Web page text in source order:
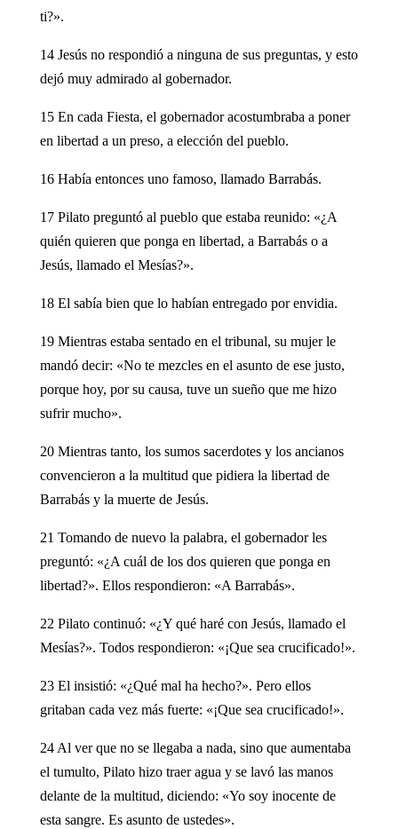
ti?».
14 Jesús no respondió a ninguna de sus preguntas, y esto
dejó muy admirado al gobernador.
15 En cada Fiesta, el gobernador acostumbraba a poner
en libertad a un preso, a elección del pueblo.
16 Había entonces uno famoso, llamado Barrabás.
17 Pilato preguntó al pueblo que estaba reunido: «¿A
quién quieren que ponga en libertad, a Barrabás o a
Jesús, llamado el Mesías?».
18 El sabía bien que lo habían entregado por envidia.
19 Mientras estaba sentado en el tribunal, su mujer le
mandó decir: «No te mezcles en el asunto de ese justo,
porque hoy, por su causa, tuve un sueño que me hizo
sufrir mucho».
20 Mientras tanto, los sumos sacerdotes y los ancianos
convencieron a la multitud que pidiera la libertad de
Barrabás y la muerte de Jesús.
21 Tomando de nuevo la palabra, el gobernador les
preguntó: «¿A cuál de los dos quieren que ponga en
libertad?». Ellos respondieron: «A Barrabás».
22 Pilato continuó: «¿Y qué haré con Jesús, llamado el
Mesías?». Todos respondieron: «¡Que sea crucificado!».
23 El insistió: «¿Qué mal ha hecho?». Pero ellos
gritaban cada vez más fuerte: «¡Que sea crucificado!».
24 Al ver que no se llegaba a nada, sino que aumentaba
el tumulto, Pilato hizo traer agua y se lavó las manos
delante de la multitud, diciendo: «Yo soy inocente de
esta sangre. Es asunto de ustedes».